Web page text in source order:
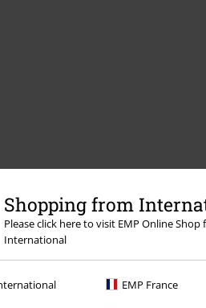
Shopping from
Please click here to visit EMP Online
International
EMP France